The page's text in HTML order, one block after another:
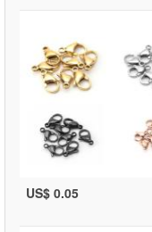
US$ 0.05